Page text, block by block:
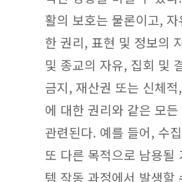
활의 보호는 물론이고,
한 권리, 표현 및 정보의
및 종교의 자유, 집회 및
금지, 재산권 또는 신체
에 대한 권리와 같은 모
관련된다. 예를 들어, 수
또 다른 목적으로 남용될
템 작동 과정에서 발생할